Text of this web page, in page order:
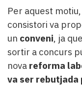
Per aquest
consistori va
un conveni, ja
sortir a concurs
nova reforma
va ser rebutjada